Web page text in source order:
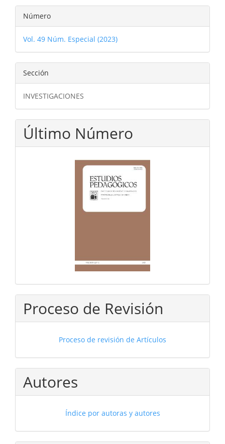
Número
Vol. 49 Núm. Especial (2023)
Sección
INVESTIGACIONES
Último Número
Proceso de Revisión
Proceso de revisión de Artículos
Autores
Índice por autoras y autores